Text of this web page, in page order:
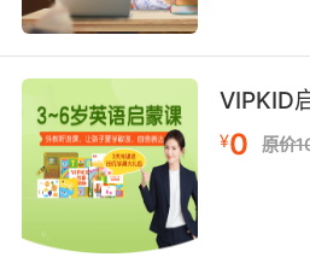
7. She pushes the little
她慢慢把小木塞推到刚好掉
8. He'll be using more
to turn my chocolate
show stopper.
VIPKID
¥0 原价